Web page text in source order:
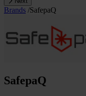
Brands /SafepaQ
SafepaQ